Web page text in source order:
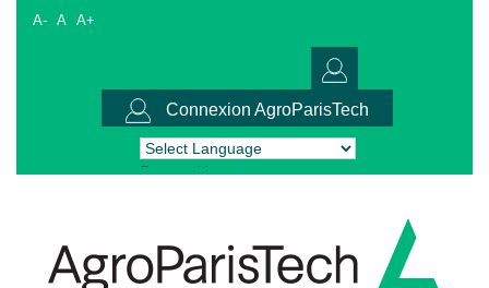
A- A A+
Connexion AgroParisTech
Powered by Translate